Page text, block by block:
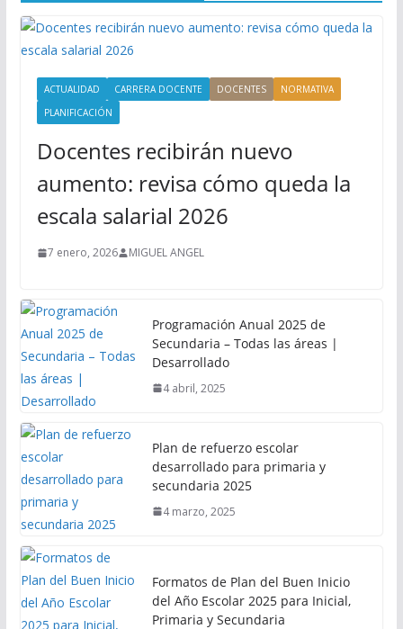
ACTUALIDAD CARRERA DOCENTE DOCENTES
NORMATIVA
PLANIFICACIÓN
Docentes recibirán nuevo
aumento: revisa cómo queda la
escala salarial 2026
7 enero, 2026 MIGUEL ANGEL
Programación Anual 2025 de
Secundaria – Todas las áreas |
Desarrollado
4 abril, 2025
Plan de refuerzo escolar
desarrollado para primaria y
secundaria 2025
4 marzo, 2025
Formatos de Plan del Buen Inicio
del Año Escolar 2025 para Inicial,
Primaria y Secundaria